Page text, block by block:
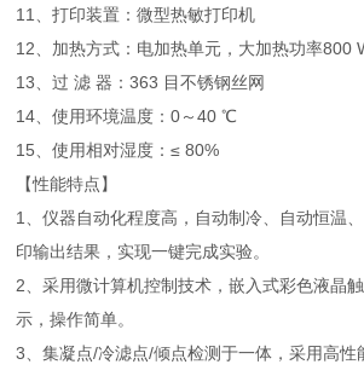
11、打印装置：微型热敏打印机
12、加热方式：电加热单元，大加热功率800
13、过 滤 器：363 目不锈钢丝网
14、使用环境温度：0～40 ℃
15、使用相对湿度：≤ 80%
【性能特点】
1、仪器自动化程度高，自动制冷、自动恒温
印输出结果，实现一键完成实验。
2、采用微计算机控制技术，嵌入式彩色液晶
示，操作简单。
3、集凝点/冷滤点/倾点检测于一体，采用高性